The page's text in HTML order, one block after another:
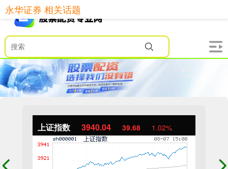
上证指数 3940.04 39.68 1.02%
永华证券 相关话题